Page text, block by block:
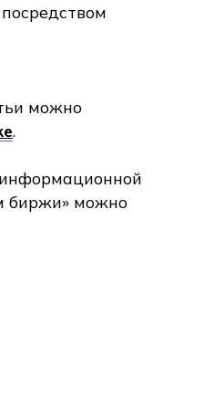
можно
.
биржи» можно